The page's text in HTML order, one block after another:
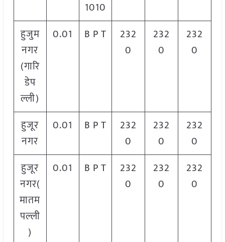
1010
हुजुम
नगर
(गारि
डेप
ल्ली)
0.01 B P T
232
0
232
0
232
0
हुजूर
नगर
0.01 B P T
232
0
232
0
232
0
हुजूर
नगर(
मातम
पल्ली
)
0.01 B P T
232
0
232
0
232
0